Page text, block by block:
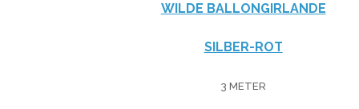
WILDE BALLONGIRLANDE
SILBER-ROT
3 METER